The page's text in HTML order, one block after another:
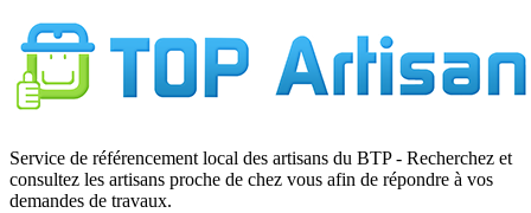
Service de référencement local des artisans du BTP - Recherchez et
consultez les artisans proche de chez vous afin de répondre à vos
demandes de travaux.